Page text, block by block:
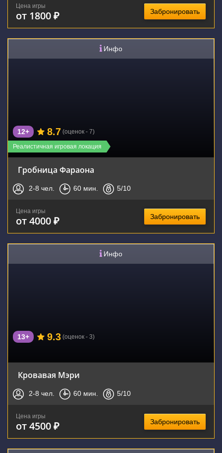
Цена игры
от 1800 ₽ Забронировать
Инфо
Реалистичная игровая локация
12+ 8.7 (оценок - 7)
Гробница Фараона
2-8 чел. 60 мин. 5/10
Цена игры
от 4000 ₽ Забронировать
Инфо
13+ 9.3 (оценок - 3)
Кровавая Мэри
2-8 чел. 60 мин. 5/10
Цена игры
от 4500 ₽ Забронировать